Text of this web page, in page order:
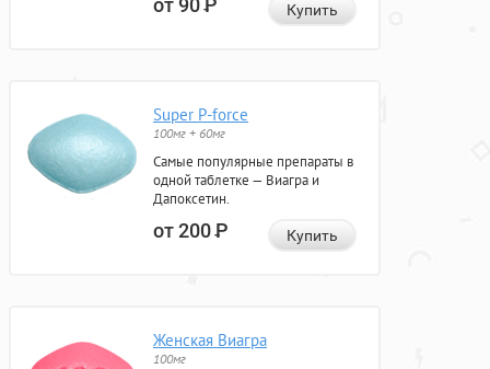
от 90Р Купить
Super P-force
100мг + 60мг
Самые популярные препараты в
одной таблетке — Виагра и
Дапоксетин.
от 200Р Купить
Женская Виагра
100мг